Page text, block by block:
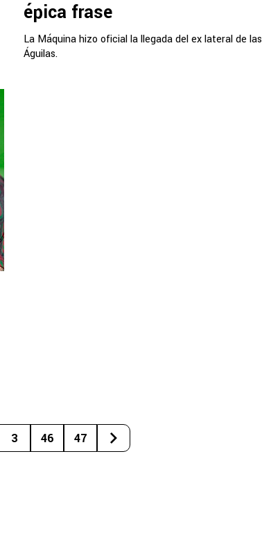
épica frase
La Máquina hizo oficial la llegada del ex lateral de las
Águilas.
3 46 47